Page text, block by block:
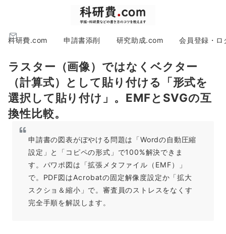
科研費.com 申請書添削 研究助成.com 会員登録・ロ
ラスター（画像）ではなくベクター
（計算式）として貼り付ける「形式を
選択して貼り付け」。EMFとSVGの互
換性比較。
申請書の図表がぼやける問題は「Wordの自動圧縮
設定」と「コピペの形式」で100%解決できま
す。パワポ図は「拡張メタファイル（EMF）」
で。PDF図はAcrobatの固定解像度設定か「拡大
スクショ＆縮小」で。審査員のストレスをなくす
完全手順を解説します。